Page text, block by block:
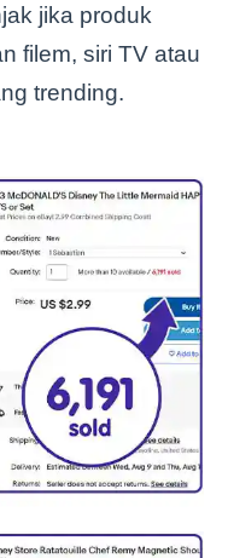
jika produk
filem, siri TV atau
trending.